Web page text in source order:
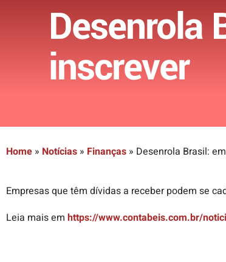
Desenrola
inscrever
Home » Notícias » Finanças » Desenrola Brasil:
Empresas que têm dívidas a receber podem se
Leia mais em https://www.contabeis.com.br/